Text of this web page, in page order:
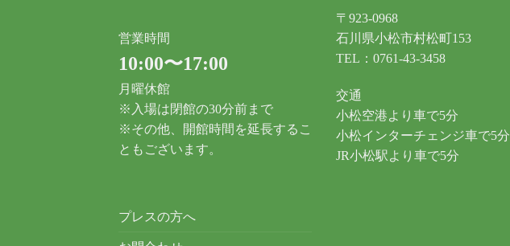
営業時間
10:00〜17:00
月曜休館
※入場は閉館の30分前まで
※その他、開館時間を延長するこ
ともございます。
〒923-0968
石川県小松市村松町153
TEL：0761-43-3458
交通
小松空港より車で5分
小松インターチェンジ車で5分
JR小松駅より車で5分
プレスの方へ